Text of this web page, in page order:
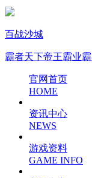
百战沙城
霸者天下帝王霸业
官网首页
HOME
资讯中心
NEWS
游戏资料
GAME INFO